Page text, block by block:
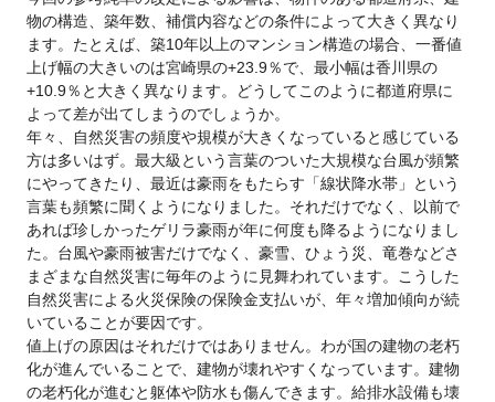
物の構造、築年数、補償内容などの条件によって大きく異なり
ます。たとえば、築10年以上のマンション構造の場合、一番値
上げ幅の大きいのは宮崎県の+23.9％で、最小幅は香川県の
+10.9％と大きく異なります。どうしてこのように都道府県に
よって差が出てしまうのでしょうか。
年々、自然災害の頻度や規模が大きくなっていると感じている
方は多いはず。最大級という言葉のついた大規模な台風が頻繁
にやってきたり、最近は豪雨をもたらす「線状降水帯」という
言葉も頻繁に聞くようになりました。それだけでなく、以前で
あれば珍しかったゲリラ豪雨が年に何度も降るようになりまし
た。台風や豪雨被害だけでなく、豪雪、ひょう災、竜巻などさ
まざまな自然災害に毎年のように見舞われています。こうした
自然災害による火災保険の保険金支払いが、年々増加傾向が続
いていることが要因です。
値上げの原因はそれだけではありません。わが国の建物の老朽
化が進んでいることで、建物が壊れやすくなっています。建物
の老朽化が進むと躯体や防水も傷んできます。給排水設備も壊